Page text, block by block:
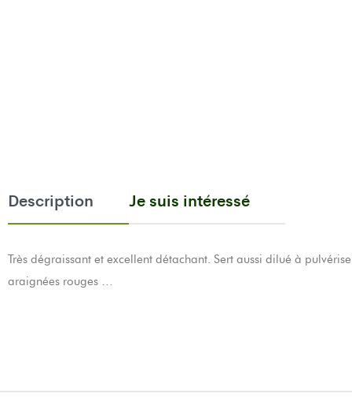
Description Je suis intéressé
Très dégraissant et excellent détachant. Sert aussi dilué à
araignées rouges …